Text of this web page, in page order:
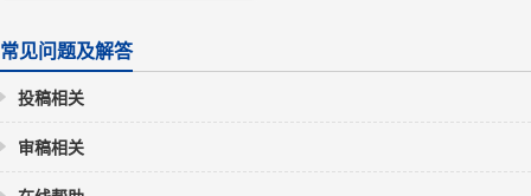
常见问题及解答
投稿相关
审稿相关